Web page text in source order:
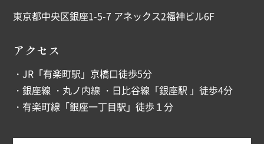
東京都中央区銀座1-5-7 アネックス2福神ビル6F
アクセス
・JR「有楽町駅」京橋口徒歩5分
・銀座線 ・丸ノ内線 ・日比谷線「銀座駅 」徒歩4分
・有楽町線「銀座一丁目駅」徒歩１分